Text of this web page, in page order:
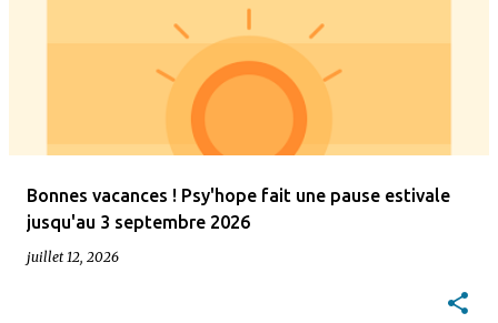
c
Bonnes vacances ! Psy'hope fait une pause estivale
jusqu'au 3 septembre 2026
juillet 12, 2026